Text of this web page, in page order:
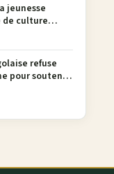
jeunesse
de culture
refuse
pour soutenir